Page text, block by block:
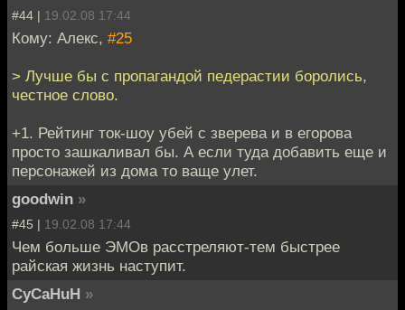
#44 | 19.02.08 17:44
Кому: Алекс, #25
> Лучше бы с пропагандой педерастии боролись,
честное слово.
+1. Рейтинг ток-шоу убей с зверева и в егорова
просто зашкаливал бы. А если туда добавить еще и
персонажей из дома то ваще улет.
goodwin »
#45 | 19.02.08 17:44
Чем больше ЭМОв расстреляют-тем быстрее
райская жизнь наступит.
CyCaHuH »